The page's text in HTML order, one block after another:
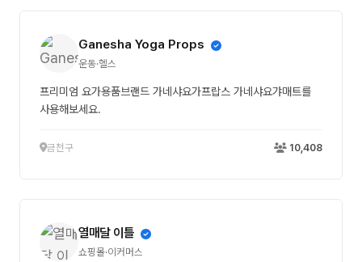
Ganesha Yoga Props
운동·헬스
프리미엄 요가용품브랜드 가네샤요가프랍스 가네샤요갸매트를
사용해보세요.
금천구 10,408
열매달 이틀
쇼핑몰·이커머스